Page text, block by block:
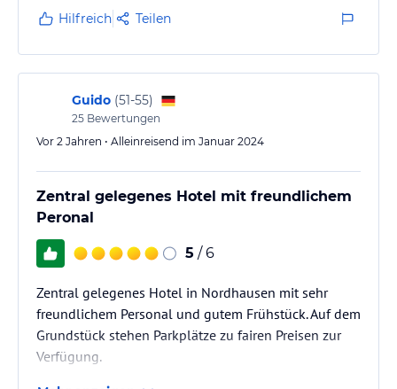
Hilfreich Teilen
Guido (51-55)
25 Bewertungen
Vor 2 Jahren • Alleinreisend im Januar 2024
Zentral gelegenes Hotel mit freundlichem
Peronal
5 / 6
Zentral gelegenes Hotel in Nordhausen mit sehr
freundlichem Personal und gutem Frühstück. Auf dem
Grundstück stehen Parkplätze zu fairen Preisen zur
Verfügung.